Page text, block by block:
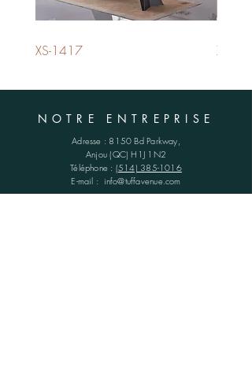
XS-1417 XS-
NOTRE ENTREPRISE
Adresse : 8150 Bd Parkway,
Anjou (QC)H1J 1N2
Téléphone : (514) 385-1016
E-mail : info@tuffavenue.com